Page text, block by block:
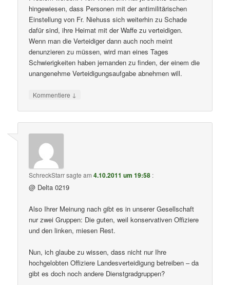
hingewiesen, dass Personen mit der antimilitärischen
Einstellung von Fr. Niehuss sich weiterhin zu Schade
dafür sind, ihre Heimat mit der Waffe zu verteidigen.
Wenn man die Verteidiger dann auch noch meint
denunzieren zu müssen, wird man eines Tages
Schwierigkeiten haben jemanden zu finden, der einem die
unangenehme Verteidigungsaufgabe abnehmen will.
Kommentiere ↓
SchreckStarrsagte am4.10.2011 um 19:58 :
@ Delta 0219
Also Ihrer Meinung nach gibt es in unserer Gesellschaft
nur zwei Gruppen: Die guten, weil konservativen Offiziere
und den linken, miesen Rest.
Nun, ich glaube zu wissen, dass nicht nur Ihre
hochgelobten Offiziere Landesverteidigung betreiben – da
gibt es doch noch andere Dienstgradgruppen?